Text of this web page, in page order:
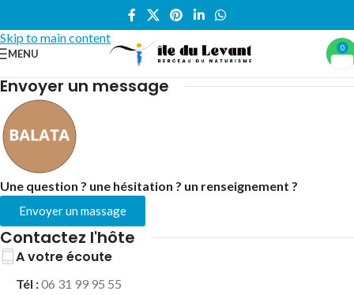
Skip to main content
MENU 0
Accueil
Envoyer un message
Une question ? une hésitation ? un renseignement ?
Envoyer un massage
Contactez l'hôte
A votre écoute
Tél :06 31 99 95 55